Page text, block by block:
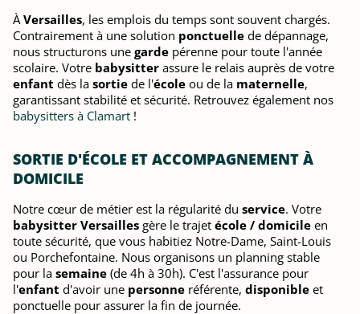
À Versailles, les emplois du temps sont souvent chargés.
Contrairement à une solution ponctuelle de dépannage,
nous structurons une garde pérenne pour toute l'année
scolaire. Votre babysitter assure le relais auprès de votre
enfant dès la sortie de l'école ou de la maternelle,
garantissant stabilité et sécurité. Retrouvez également nos
babysitters à Clamart !
SORTIE D'ÉCOLE ET ACCOMPAGNEMENT À
DOMICILE
Notre cœur de métier est la régularité du service. Votre
babysitter Versailles gère le trajet école / domicile en
toute sécurité, que vous habitiez Notre-Dame, Saint-Louis
ou Porchefontaine. Nous organisons un planning stable
pour la semaine (de 4h à 30h). C'est l'assurance pour
l'enfant d'avoir une personne référente, disponible et
ponctuelle pour assurer la fin de journée.